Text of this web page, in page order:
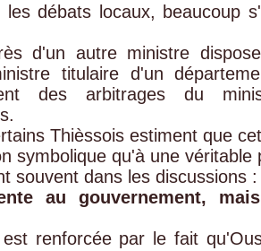
les débats locaux, beaucoup
d'un autre ministre
titulaire d'un
des arbitrages du
Thièssois estiment que
symbolique qu'à une véritable
souvent dans les discussions :
au gouvernement,
est renforcée par le fait